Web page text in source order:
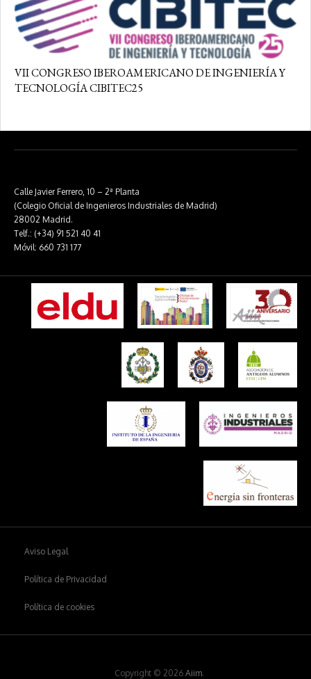
VII CONGRESO IBEROAMERICANO DE INGENIERÍA Y
TECNOLOGÍA CIBITEC25
Calle Javier Ferrero, 10 – 2ª Planta
(Colegio Oficial de Ingenieros Industriales de Madrid)
28002 Madrid.
Telf.: (+34) 91 521 40 41
Móvil: 660 731 177
Aviso Legal
Política de Privacidad
Política de cookies
Copyright © 2026 Aiim.